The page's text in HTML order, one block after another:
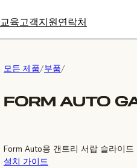
교육고객지원연락처
모든 제품/부품/
FORM AUTO
Form Auto용 갠트리 서랍 슬라이드
설치 가이드